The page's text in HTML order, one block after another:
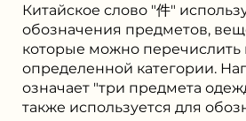
Китайское слово "件"
обозначения предметов,
которые можно перечислить
определенной категории.
означает "три предмета
также используется для